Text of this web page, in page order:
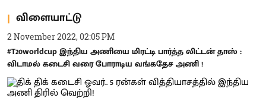
விளையாட்டு
2 November 2022, 02:05 PM
#T20worldcup இந்திய அணியை மிரட்டி பார்த்த லிட்டன் தாஸ் :
விடாமல் கடைசி வரை போராடிய வங்கதேச அணி !